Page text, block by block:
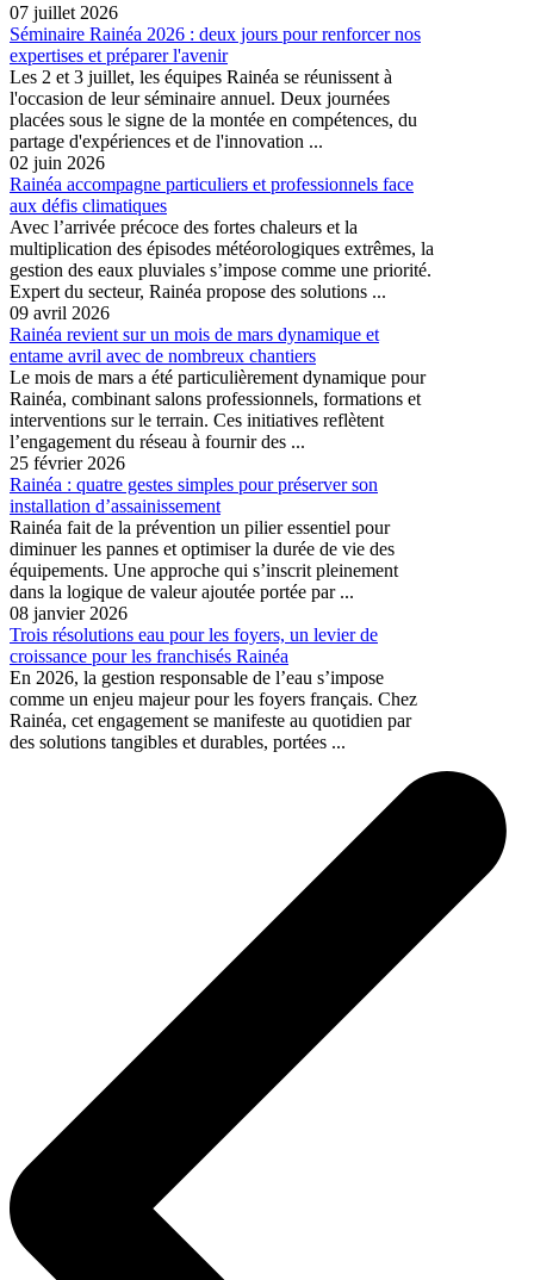
07 juillet 2026
Séminaire Rainéa 2026 : deux jours pour renforcer nos
expertises et préparer l'avenir
Les 2 et 3 juillet, les équipes Rainéa se réunissent à
l'occasion de leur séminaire annuel. Deux journées
placées sous le signe de la montée en compétences, du
partage d'expériences et de l'innovation ...
02 juin 2026
Rainéa accompagne particuliers et professionnels face
aux défis climatiques
Avec l’arrivée précoce des fortes chaleurs et la
multiplication des épisodes météorologiques extrêmes, la
gestion des eaux pluviales s’impose comme une priorité.
Expert du secteur, Rainéa propose des solutions ...
09 avril 2026
Rainéa revient sur un mois de mars dynamique et
entame avril avec de nombreux chantiers
Le mois de mars a été particulièrement dynamique pour
Rainéa, combinant salons professionnels, formations et
interventions sur le terrain. Ces initiatives reflètent
l’engagement du réseau à fournir des ...
25 février 2026
Rainéa : quatre gestes simples pour préserver son
installation d’assainissement
Rainéa fait de la prévention un pilier essentiel pour
diminuer les pannes et optimiser la durée de vie des
équipements. Une approche qui s’inscrit pleinement
dans la logique de valeur ajoutée portée par ...
08 janvier 2026
Trois résolutions eau pour les foyers, un levier de
croissance pour les franchisés Rainéa
En 2026, la gestion responsable de l’eau s’impose
comme un enjeu majeur pour les foyers français. Chez
Rainéa, cet engagement se manifeste au quotidien par
des solutions tangibles et durables, portées ...